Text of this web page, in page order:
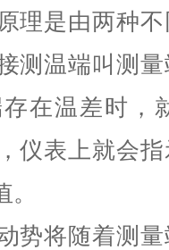
理是由两种
测温端叫测
在温差时，
仪表上就会
势将随着测